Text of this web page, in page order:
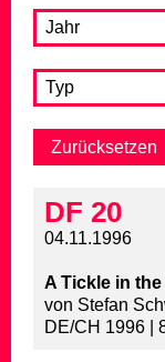
Jahr
Typ
DF 20
04.11.1996
A Tickle in the
von Stefan
DE/CH 1996 |